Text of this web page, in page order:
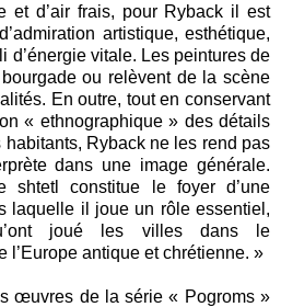
et d’air frais, pour Ryback il est
artistique, esthétique,
d’énergie vitale. Les peintures de
ou relèvent de la scène
En outre, tout en conservant
« ethnographique » des détails
Ryback ne les rend pas
dans une image générale.
shtetl constitue le foyer d’une
laquelle il joue un rôle essentiel,
joué les villes dans le
l’Europe antique et chrétienne. »
œuvres de la série « Pogroms »